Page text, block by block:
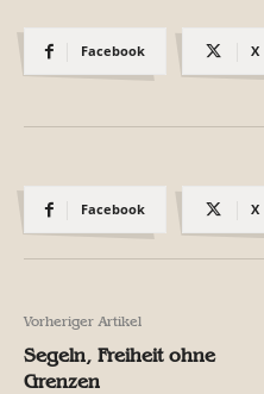
Facebook X
Facebook X
Vorheriger Artikel
Segeln, Freiheit ohne
Grenzen